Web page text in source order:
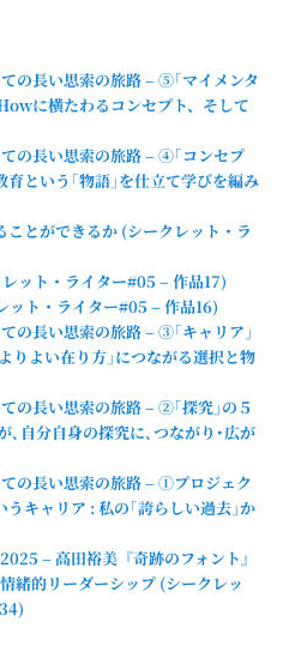
の長い思索の旅路 – ⑤｢マイメンタ
に横たわるコンセプト、そして
の長い思索の旅路 – ④｢コンセプ
育という｢物語｣を仕立て学びを編み
とができるか (シークレット・ラ
ット・ライター#05 – 作品17)
ット・ライター#05 – 作品16)
の長い思索の旅路 – ③｢キャリア｣
りよい在り方｣につながる選択と物
の長い思索の旅路 – ②｢探究｣の５
､自分自身の探究に､つながり･広が
の長い思索の旅路 – ①プロジェク
うキャリア : 私の｢誇らしい過去｣か
– 高田裕美『奇跡のフォント』
緒的リーダーシップ (シークレッ